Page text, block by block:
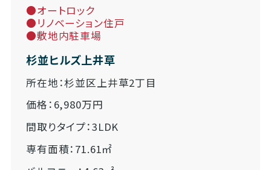
●オートロック
●リノベーション住戸
●敷地内駐車場
杉並ヒルズ上井草
所在地：杉並区上井草2丁目
価格：6,980万円
間取りタイプ：3LDK
専有面積：71.61㎡